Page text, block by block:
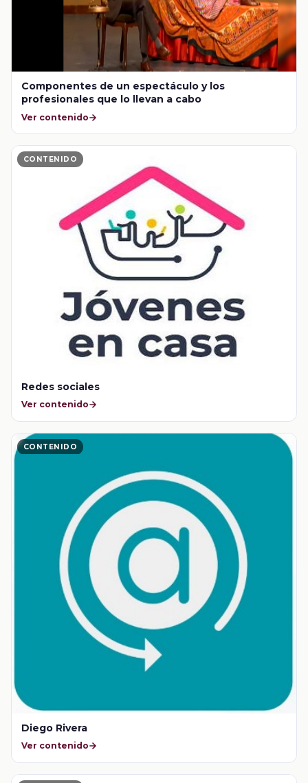
Componentes de un espectáculo y los
profesionales que lo llevan a cabo
Ver contenido
CONTENIDO
Redes sociales
Ver contenido
CONTENIDO
Diego Rivera
Ver contenido